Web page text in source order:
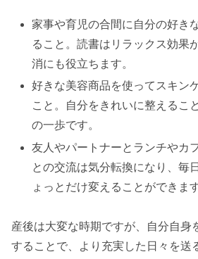
家事や育児の合間に自分の好き
ること。読書はリラックス効果
消にも役立ちます。
好きな美容商品を使ってスキン
こと。自分をきれいに整えるこ
の一歩です。
友人やパートナーとランチやカ
との交流は気分転換になり、毎
ょっとだけ変えることができます
産後は大変な時期ですが、自分自身
することで、より充実した日々を送